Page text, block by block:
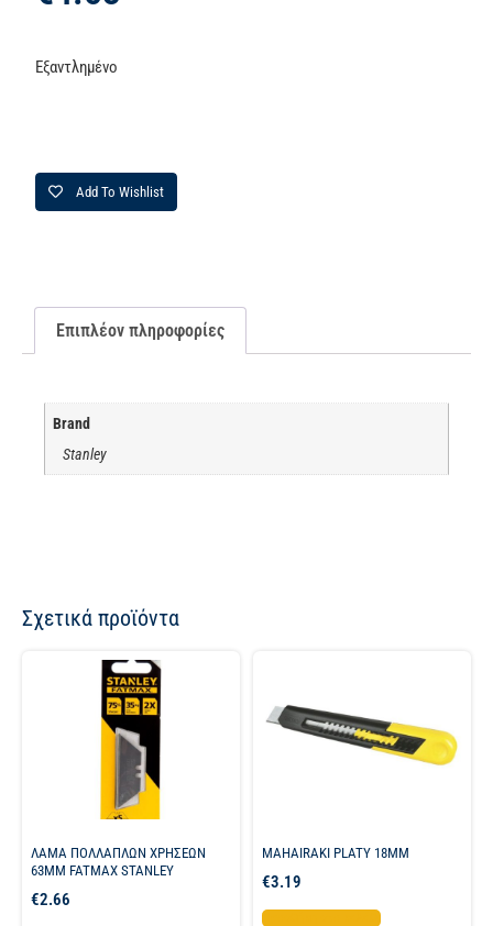
Εξαντλημένο
Add To Wishlist
Επιπλέον πληροφορίες
Brand
Stanley
Σχετικά προϊόντα
ΛΑΜΑ ΠΟΛΛΑΠΛΩΝ ΧΡΗΣΕΩΝ
63ΜΜ FATMAX STANLEY
€2.66
MAHAIRAKI PLATY 18MM
€3.19
Προσθήκη στο καλάθι